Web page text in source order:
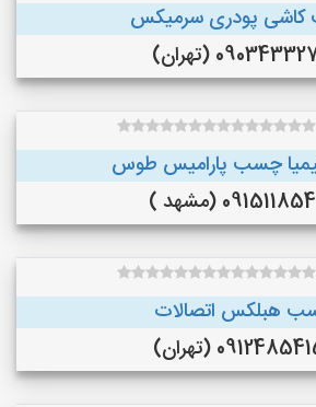
پودری سرمیکس
(تهران)
چسب پارامیس طوس
(مشهد )
هبلکس اتصالات
(تهران)